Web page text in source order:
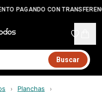
PAGANDO CON
Buscar
› Planchas ›